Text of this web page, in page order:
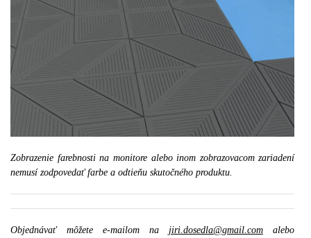
Zobrazenie farebnosti na monitore alebo inom zobrazovacom zariadení
nemusí zodpovedať farbe a odtieňu skutočného produktu.
Objednávať môžete e-mailom na jiri.dosedla@gmail.comalebo